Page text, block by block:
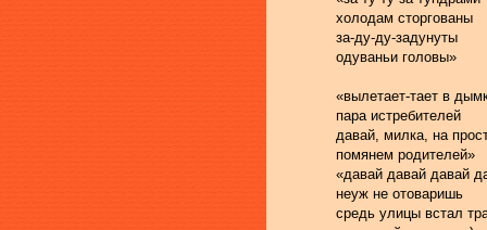
            холодам сторгованы
            за-ду-ду-задунуты
            одуваньи головы»
«вылетает-тает в
            пара истребителей
давай, милка, на
            помянем родителей»
«давай давай давай
            неуж не отоваришь
средь улицы встал